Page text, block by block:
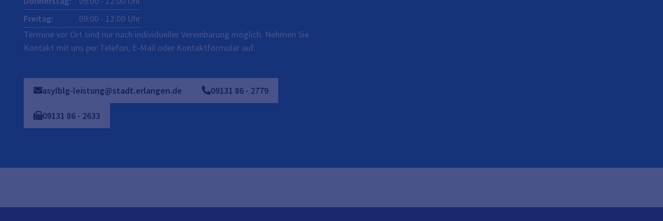
Freitag: 09:00 - 12:00 Uhr
Termine vor Ort sind nur nach individueller Vereinbarung möglich. Nehmen Sie
Kontakt mit uns per Telefon, E-Mail oder Kontaktformular auf.
asylblg-leistung@stadt.erlangen.de 09131 86 - 2779
09131 86 - 2633